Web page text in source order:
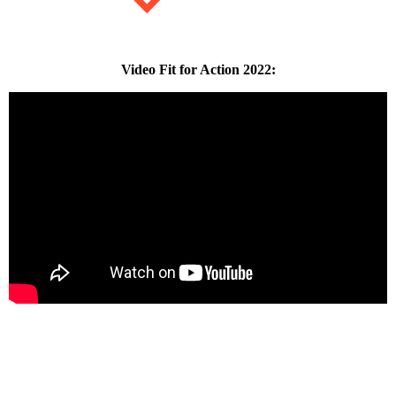
Video Fit for Action 2022: